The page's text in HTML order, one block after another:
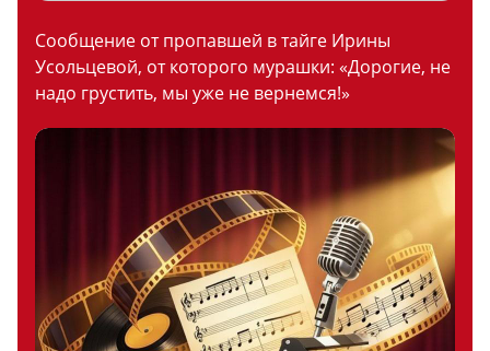
Сообщение от пропавшей в тайге Ирины
Усольцевой, от которого мурашки: «Дорогие, не
надо грустить, мы уже не вернемся!»